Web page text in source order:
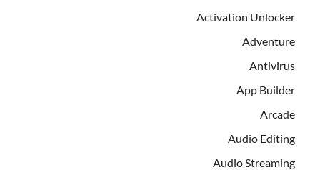
Activation Unlocker
Adventure
Antivirus
App Builder
Arcade
Audio Editing
Audio Streaming